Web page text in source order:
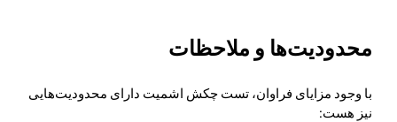
محدودیت‌ها و ملاحظات
با وجود مزایای فراوان، تست چکش اشمیت دارای محدودیت‌هایی
نیز هست: